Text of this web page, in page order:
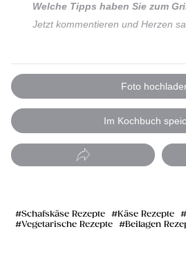
Welche Tipps haben Sie zum
Jetzt kommentieren und Herzen
Foto
Im Kochbuch
Schafskäse Rezepte Käse Rezepte
Vegetarische Rezepte
Beilagen